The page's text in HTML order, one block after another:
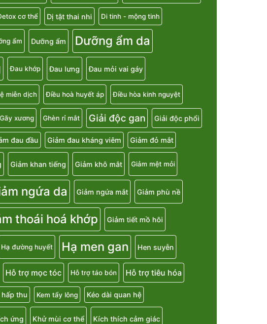
cơ thể Dị tật thai nhi Di tinh - mộng tinh
ẩm Dưỡng ẩm Dưỡng ẩm da
Đau khớp Đau lưng Đau mỏi vai gáy
miễn dịch Điều hoà huyết áp Điều hòa kinh nguyệt
Gãy xương Ghèn rỉ mắt Giải độc gan Giải độc phổi
đau đầu Giảm đau kháng viêm Giảm đỏ mắt
Giảm khan tiếng Giảm khô mắt Giảm mệt mỏi
ngứa da Giảm ngứa mắt Giảm phù nề
thoái hoá khớp Giảm tiết mồ hôi
Hạ đường huyết Hạ men gan Hen suyễn
Hỗ trợ mọc tóc Hỗ trợ táo bón Hỗ trợ tiêu hóa
hấp thu Kem tẩy lông Kéo dài quan hệ
ứng Khử mùi cơ thể Kích thích cảm giác